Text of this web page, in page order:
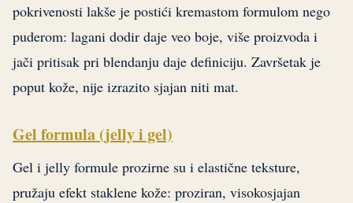
pokrivenosti lakše je postići kremastom formulom nego
puderom: lagani dodir daje veo boje, više proizvoda i
jači pritisak pri blendanju daje definiciju. Završetak je
poput kože, nije izrazito sjajan niti mat.
Gel formula (jelly i gel)
Gel i jelly formule prozirne su i elastične teksture,
pružaju efekt staklene kože: proziran, visokosjajan